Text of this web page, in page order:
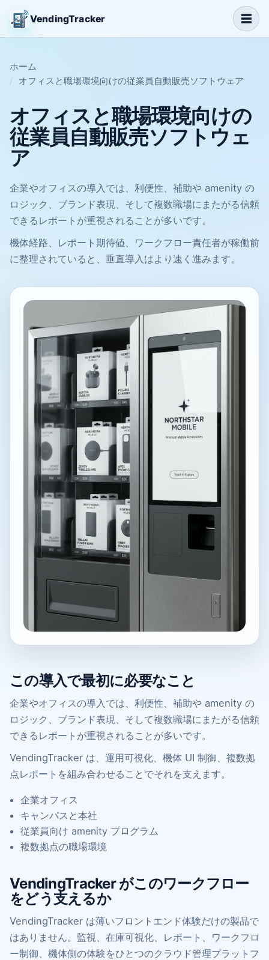
VendingTracker ☰
ホーム
オフィスと職場環境向けの従業員自動販売ソフトウェア
オフィスと職場環境向けの
従業員自動販売ソフトウェ
ア
企業やオフィスの導入では、利便性、補助や amenity の
ロジック、ブランド表現、そして複数職場にまたがる信頼
できるレポートが重視されることが多いです。
機体経路、レポート期待値、ワークフロー責任者が稼働前
に整理されていると、垂直導入はより速く進みます。
この導入で最初に必要なこと
企業やオフィスの導入では、利便性、補助や amenity の
ロジック、ブランド表現、そして複数職場にまたがる信頼
できるレポートが重視されることが多いです。
VendingTracker は、運用可視化、機体 UI 制御、複数拠
点レポートを組み合わせることでそれを支えます。
企業オフィス
キャンパスと本社
従業員向け amenity プログラム
複数拠点の職場環境
VendingTracker がこのワークフロー
をどう支えるか
VendingTracker は薄いフロントエンド体験だけの製品で
はありません。監視、在庫可視化、レポート、ワークフロ
ー制御、機体側の体験をひとつのクラウド管理プラットフ